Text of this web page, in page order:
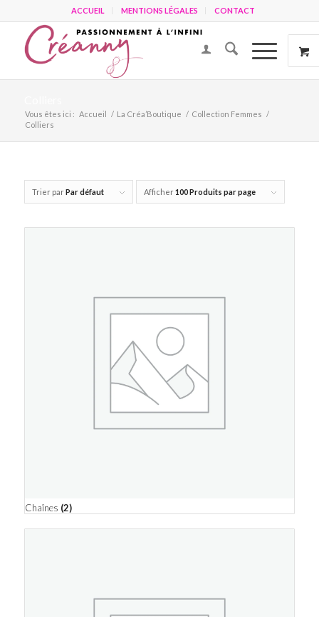
ACCUEIL MENTIONS LÉGALES CONTACT
Vous êtes ici : Accueil / La Créa’Boutique / Collection Femmes /
Colliers
Trier parPar défaut Afficher100 Produits par page
Chaînes (2)